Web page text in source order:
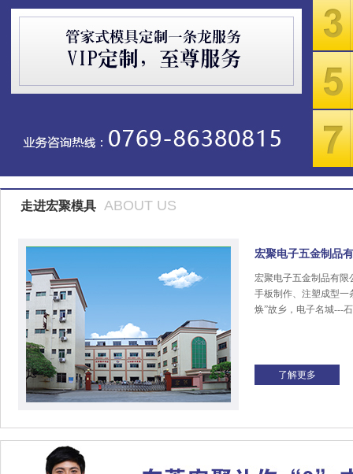
走进宏聚模具 ABOUT US
宏聚电子五金制品
宏聚电子五金制品有限
手板制作、注塑成型一
焕”故乡，电子名城---
了解更多